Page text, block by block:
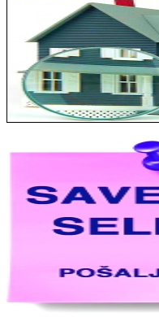
Jelena sa Čukarice: Mogu